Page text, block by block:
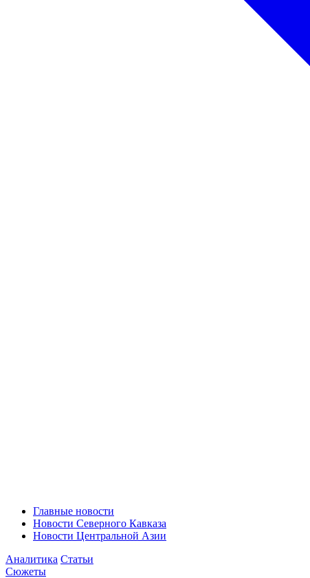
Главные новости
Новости Северного Кавказа
Новости Центральной Азии
Аналитика Статьи
Сюжеты